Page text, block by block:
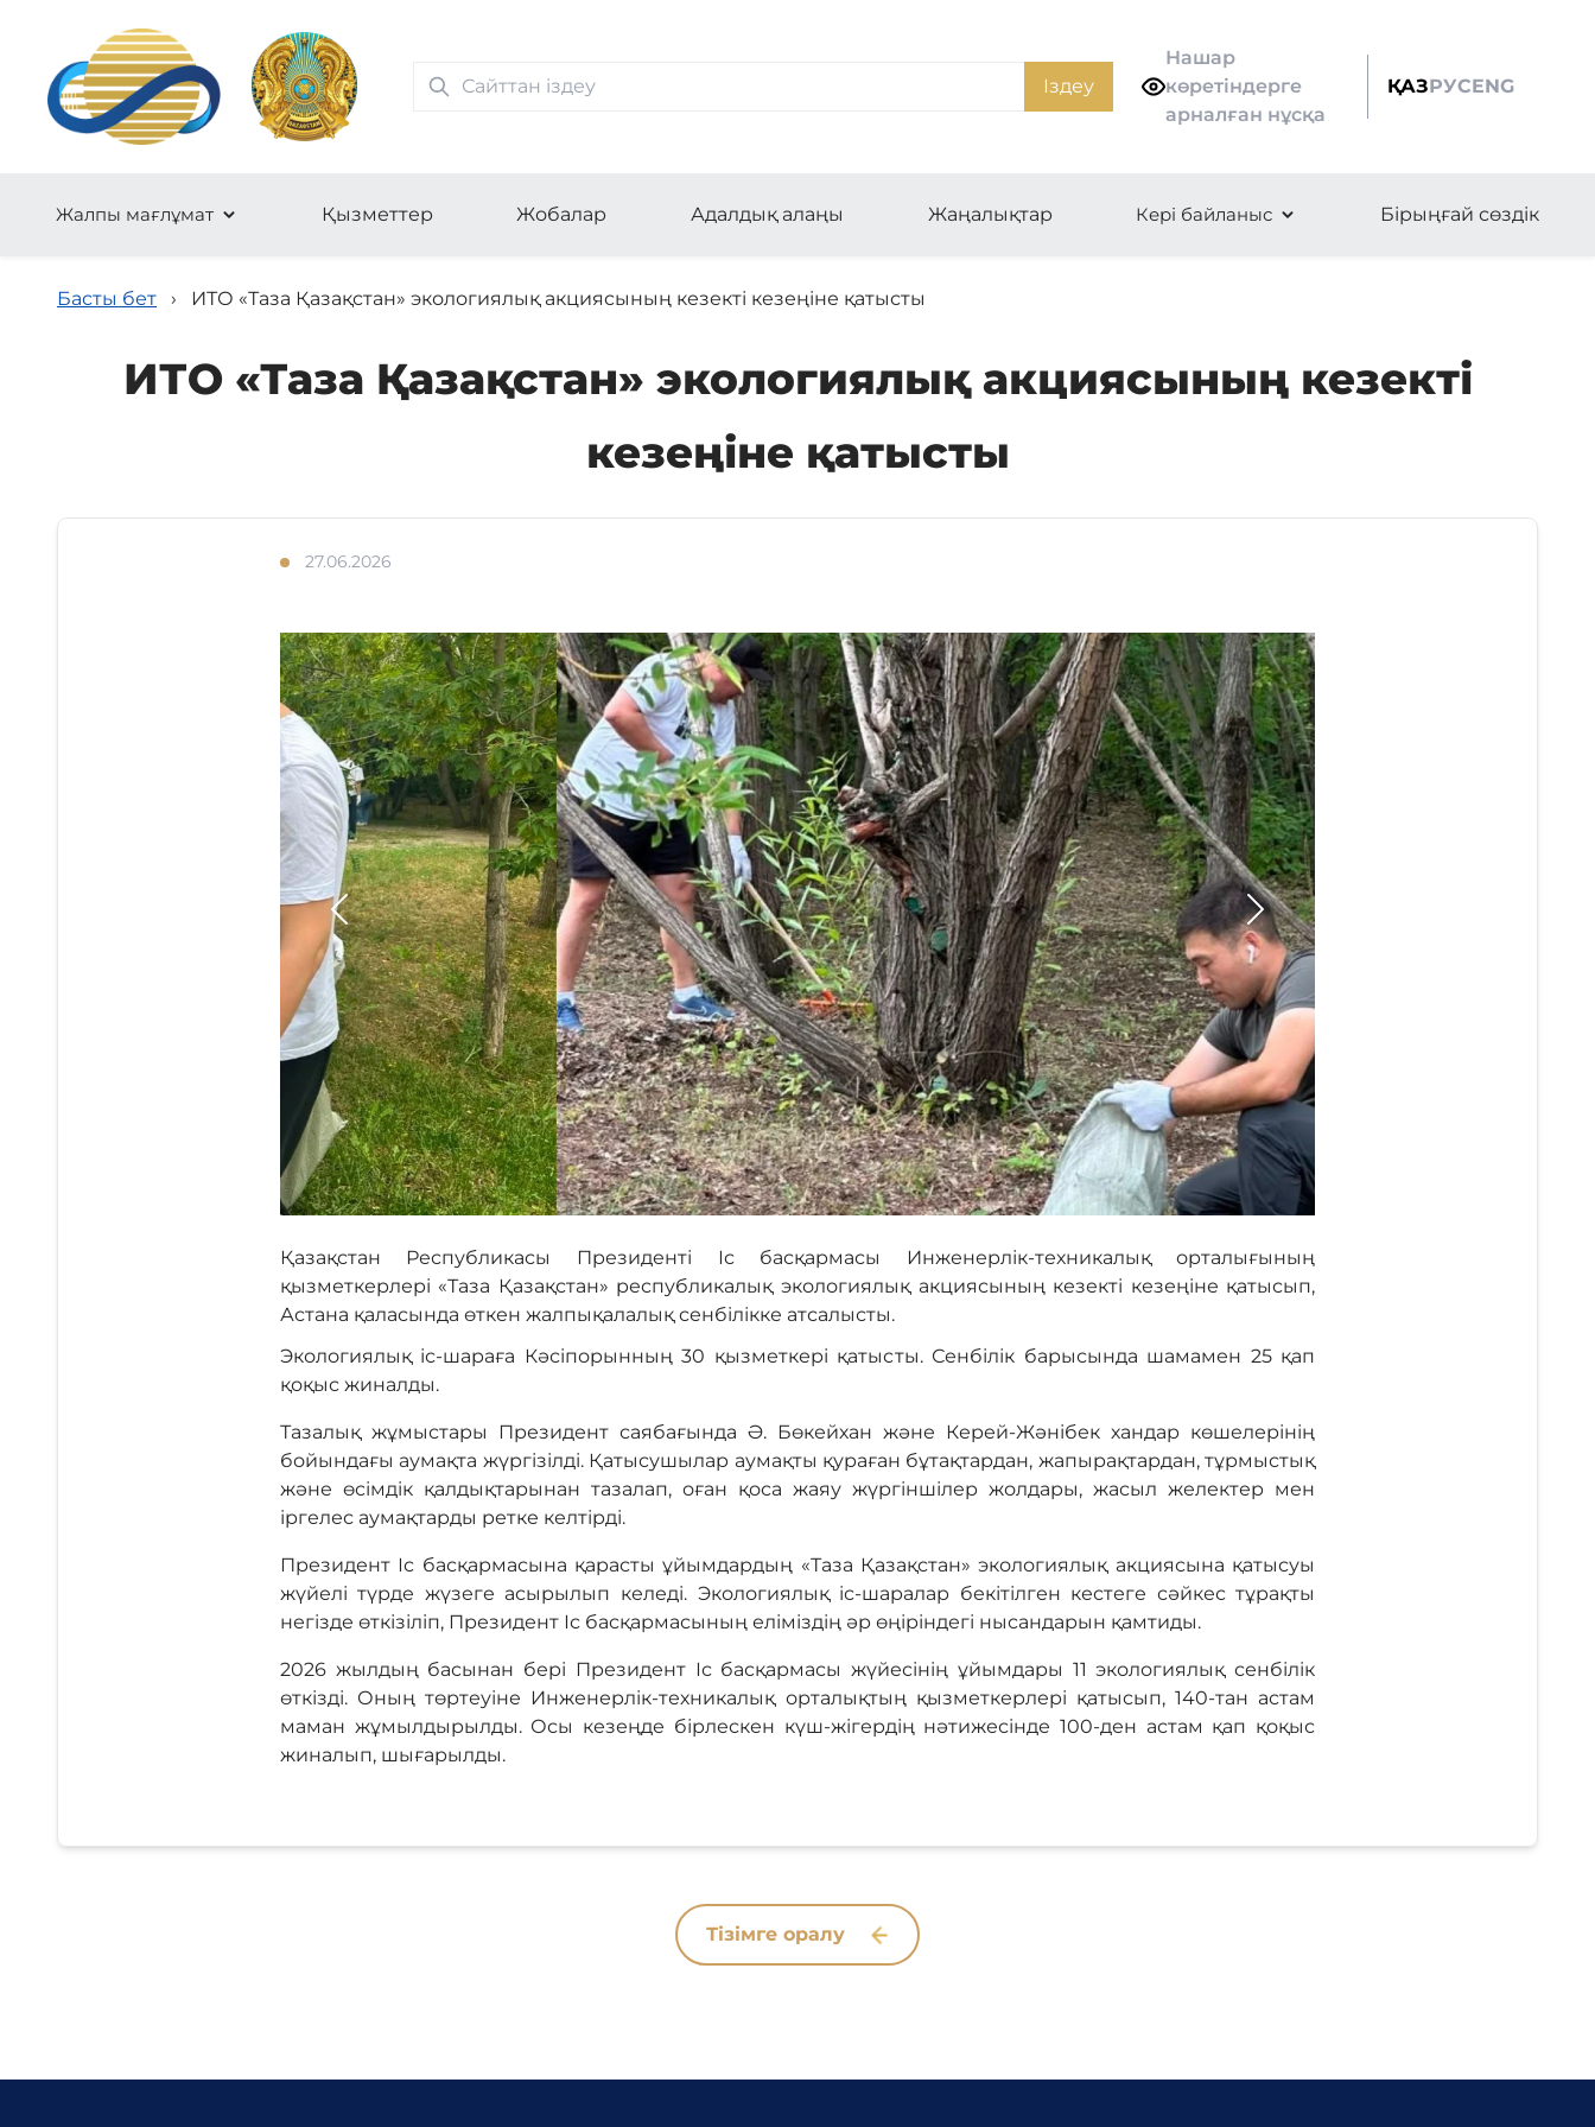
Іздеу
Нашар
көретіндерге
арналған нұсқа
ҚАЗРУСENG
Жалпы мағлұмат Қызметтер Жобалар Адалдық алаңы Жаңалықтар Кері байланыс Бірыңғай сөздік
Басты бет › ИТО «Таза Қазақстан» экологиялық акциясының кезекті кезеңіне қатысты
ИТО «Таза Қазақстан» экологиялық акциясының кезекті
кезеңіне қатысты
27.06.2026
Қазақстан Республикасы Президенті Іс басқармасы Инженерлік-техникалық орталығының
қызметкерлері «Таза Қазақстан» республикалық экологиялық акциясының кезекті кезеңіне қатысып,
Астана қаласында өткен жалпықалалық сенбілікке атсалысты.
Экологиялық іс-шараға Кәсіпорынның 30 қызметкері қатысты. Сенбілік барысында шамамен 25 қап
қоқыс жиналды.
Тазалық жұмыстары Президент саябағында Ә. Бөкейхан және Керей-Жәнібек хандар көшелерінің
бойындағы аумақта жүргізілді. Қатысушылар аумақты қураған бұтақтардан, жапырақтардан, тұрмыстық
және өсімдік қалдықтарынан тазалап, оған қоса жаяу жүргіншілер жолдары, жасыл желектер мен
іргелес аумақтарды ретке келтірді.
Президент Іс басқармасына қарасты ұйымдардың «Таза Қазақстан» экологиялық акциясына қатысуы
жүйелі түрде жүзеге асырылып келеді. Экологиялық іс-шаралар бекітілген кестеге сәйкес тұрақты
негізде өткізіліп, Президент Іс басқармасының еліміздің әр өңіріндегі нысандарын қамтиды.
2026 жылдың басынан бері Президент Іс басқармасы жүйесінің ұйымдары 11 экологиялық сенбілік
өткізді. Оның төртеуіне Инженерлік-техникалық орталықтың қызметкерлері қатысып, 140-тан астам
маман жұмылдырылды. Осы кезеңде бірлескен күш-жігердің нәтижесінде 100-ден астам қап қоқыс
жиналып, шығарылды.
Тізімге оралу